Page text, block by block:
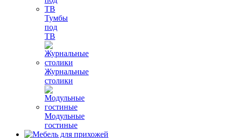
Тумбы
под
ТВ
Журнальные
столики
Модульные
гостиные